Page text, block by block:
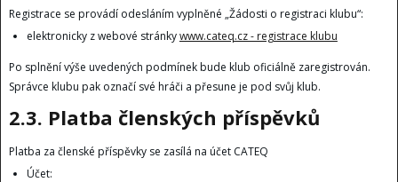
Registrace se provádí odesláním vyplněné „Žádosti o registraci klubu“:
elektronicky z webové stránkywww.cateq.cz - registrace klubu
Po splnění výše uvedených podmínek bude klub oficiálně zaregistrován.
Správce klubu pak označí své hráči a přesune je pod svůj klub.
2.3. Platba členských příspěvků
Platba za členské příspěvky se zasílá na účet CATEQ
Účet: